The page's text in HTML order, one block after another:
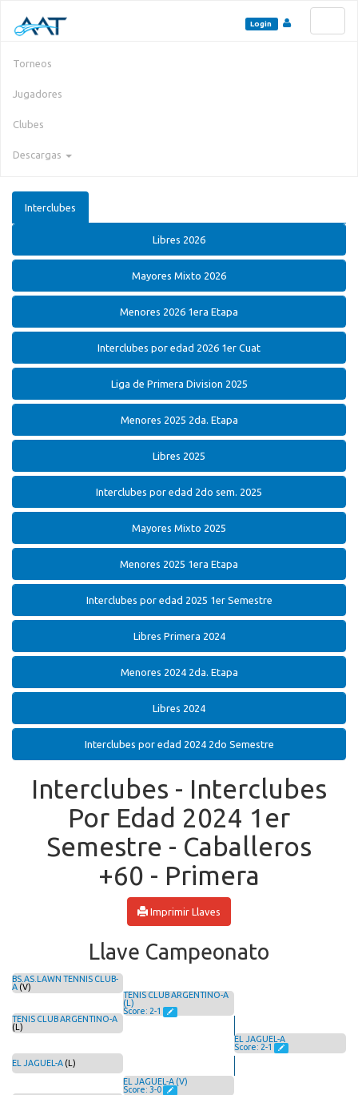
Torneos
Jugadores
Clubes
Descargas
Login
Interclubes
Libres 2026
Mayores Mixto 2026
Menores 2026 1era Etapa
Interclubes por edad 2026 1er Cuat
Liga de Primera Division 2025
Menores 2025 2da. Etapa
Libres 2025
Interclubes por edad 2do sem. 2025
Mayores Mixto 2025
Menores 2025 1era Etapa
Interclubes por edad 2025 1er Semestre
Libres Primera 2024
Menores 2024 2da. Etapa
Libres 2024
Interclubes por edad 2024 2do Semestre
Interclubes - Interclubes
Por Edad 2024 1er
Semestre - Caballeros
+60 - Primera
Imprimir Llaves
Llave Campeonato
BS.AS.LAWN TENNIS CLUB-
A (V)
TENIS CLUB ARGENTINO-A
(L)
EL JAGUEL-A (L)
TENIS CLUB ARGENTINO-A
(L)
Score: 2-1
EL JAGUEL-A (V)
Score: 3-0
EL JAGUEL-A
Score: 2-1